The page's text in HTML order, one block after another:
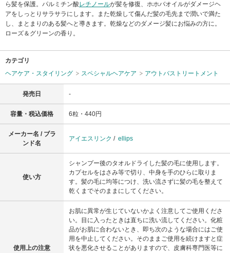
ら髪を保護。パルミチン酸レチノールが髪を修復、ホホバオイルがダメージヘ
アをしっとりサラサラにします。また乾燥して傷んだ髪の毛先まで潤いで満た
し、まとまりのある髪へと導きます。乾燥などのダメージ髪にお悩みの方に。
ローズ＆グリーンの香り。
カテゴリ
ヘアケア・スタイリング
スペシャルヘアケア アウトバストリートメント
発売日 -
容量・税込価格 6粒・440円
メーカー名 / ブラ
ンド名
アイエスリンク / ellips
使い方
シャンプー後のタオルドライした髪の毛に使用します。
カプセルをはさみ等で切り、中身を手のひらに取りま
す。髪の毛に均等につけ、洗い流さずに髪の毛を整えて
乾くまでそのままにしてください。
使用上の注意
お肌に異常が生じていないかよく注意してご使用くださ
い。目に入ったときは直ちに洗い流してください。化粧
品がお肌に合わないとき、即ち次のような場合にはご使
用を中止してください。そのままご使用を続けますと症
状を悪化させることがありますので、皮膚科専門医等に